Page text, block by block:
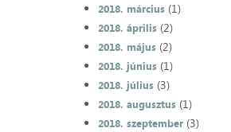
2018. március(1)
2018. április(2)
2018. május(2)
2018. június(1)
2018. július(3)
2018. augusztus(1)
2018. szeptember(3)